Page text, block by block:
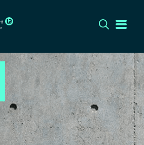
CÍMLAP
DIZÁJN
DIVAT